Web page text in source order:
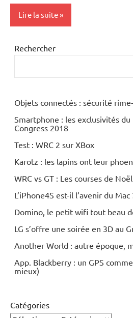
Lire la suite
Inclassables
Rechercher
Objets connectés : sécurité
Smartphone : les exclusivités
Congress 2018
Test : WRC 2 sur XBox
Karotz : les lapins ont leur
WRC vs GT : Les courses de Noël
L’iPhone4S est-il l’avenir du Mac
Domino, le petit wifi tout beau
LG s’offre une soirée en 3D au
Another World : autre époque,
App. Blackberry : un GPS
mieux)
Catégories